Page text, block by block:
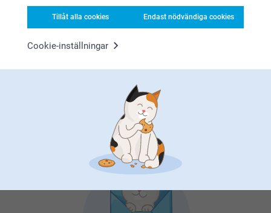
Tillåt alla cookies Endast nödvändiga cookies
Cookie-inställningar